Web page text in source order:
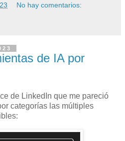
No hay comentarios:
de IA por
de LinkedIn que me pareció
categorías las múltiples